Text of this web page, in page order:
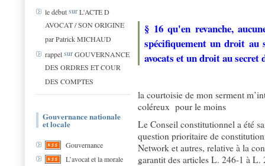
le débutsurL'ACTE D
AVOCAT / SON ORIGINE
par Patrick MICHAUD
rappelsurGOUVERNANCE
DES ORDRES ET COUR
DES COMPTES
Gouvernance nationale
et locale
Gouvernance
L’avocat et la morale
§ 16 qu'en revanche,
spécifiquement un droit au
avocats et un droit au secret
la courtoisie de mon serment
coléreux pour le moins
Le Conseil constitutionnel a été
question prioritaire de
Network et autres, relative à la
garantit des articles L. 246-1 à